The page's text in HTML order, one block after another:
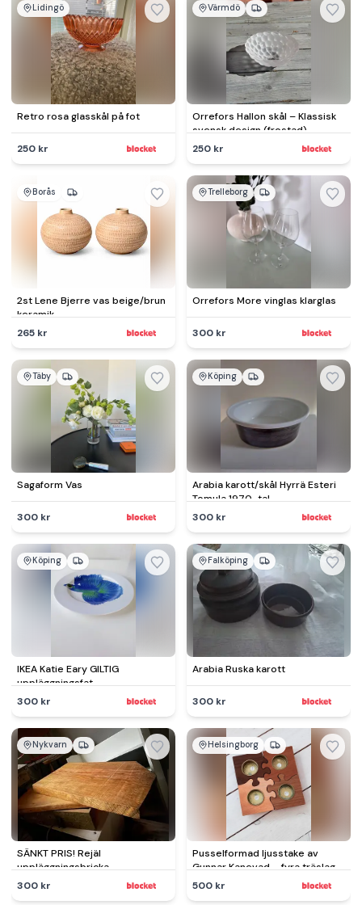
Lidingö
Retro rosa glasskål på fot
250 kr
Värmdö
Orrefors Hallon skål – Klassisk
svensk design (frostad)
250 kr
Borås
2st Lene Bjerre vas beige/brun
keramik
265 kr
Trelleborg
Orrefors More vinglas klarglas
300 kr
Täby
Sagaform Vas
300 kr
Köping
Arabia karott/skål Hyrrä Esteri
Tomula 1970-tal
300 kr
Köping
IKEA Katie Eary GILTIG
uppläggningsfat
300 kr
Falköping
Arabia Ruska karott
300 kr
Nykvarn
SÄNKT PRIS! Rejäl
uppläggningsbricka,
serveringsfat i furu
300 kr
Helsingborg
Pusselformad ljusstake av
Gunnar Kanevad – fyra träslag
500 kr